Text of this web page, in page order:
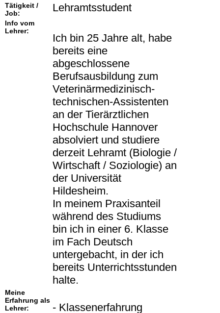
Tätigkeit /
Job:
Lehramtsstudent
Info vom
Lehrer:
Ich bin 25 Jahre alt, habe
bereits eine
abgeschlossene
Berufsausbildung zum
Veterinärmedizinisch-
technischen-Assistenten
an der Tierärztlichen
Hochschule Hannover
absolviert und studiere
derzeit Lehramt (Biologie /
Wirtschaft / Soziologie) an
der Universität
Hildesheim.
In meinem Praxisanteil
während des Studiums
bin ich in einer 6. Klasse
im Fach Deutsch
untergebacht, in der ich
bereits Unterrichtsstunden
halte.
Meine
Erfahrung als
Lehrer:
- Klassenerfahrung